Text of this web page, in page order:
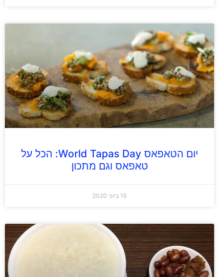
יום הטאפאס World Tapas Day: הכל על
טאפאס וגם מתכון
15 ביוני 2020